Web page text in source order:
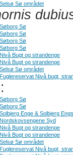
Selsø Sø området
Søborg Sø
Søborg Sø
Søborg Sø
Søborg Sø
Nivå Bugt og strandenge
Nivå Bugt og strandenge
Selsø Sø området
Fuglereservat Nivå bugt,
Søborg Sø
Søborg Sø
Solbjerg Enge & Solbjerg
Nordskovsengene Syd
Nivå Bugt og strandenge
Nivå Bugt og strandenge
Selsø Sø området
Fuglereservat Nivå bugt,